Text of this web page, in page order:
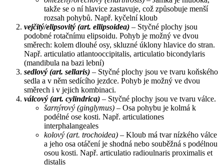
takže se o ní hlavice zastavuje, což způsobuje menší
rozsah pohybů. Např. kyčelní kloub
vejčitý/elipsovitý (art. ellipsoidea) – Styčné plochy jsou
podobné rotačnímu elipsoidu. Pohyb je možný ve dvou
směrech: kolem dlouhé osy, skluzné úklony hlavice do stran.
Např. articulatio atlantooccipitalis, articulatio bicondylaris
(mandibula na bazi lební)
sedlový (art. sellaris) – Styčné plochy jsou ve tvaru koňského
sedla a v něm sedícího jezdce. Pohyb je možný ve dvou
směrech i v jejich kombinaci.
válcový (art. cylindrica) – Styčné plochy jsou ve tvaru válce.
šarnýrový (ginglymus) – Osa pohybu je kolmá k
podélné ose kosti. Např. articulationes
interphalangeales
kolový (art. trochoidea) – Kloub má tvar nízkého válce
a jeho osa otáčení je shodná nebo souběžná s podélnou
osou kosti. Např. articulatio radioulnaris proximalis et
distalis